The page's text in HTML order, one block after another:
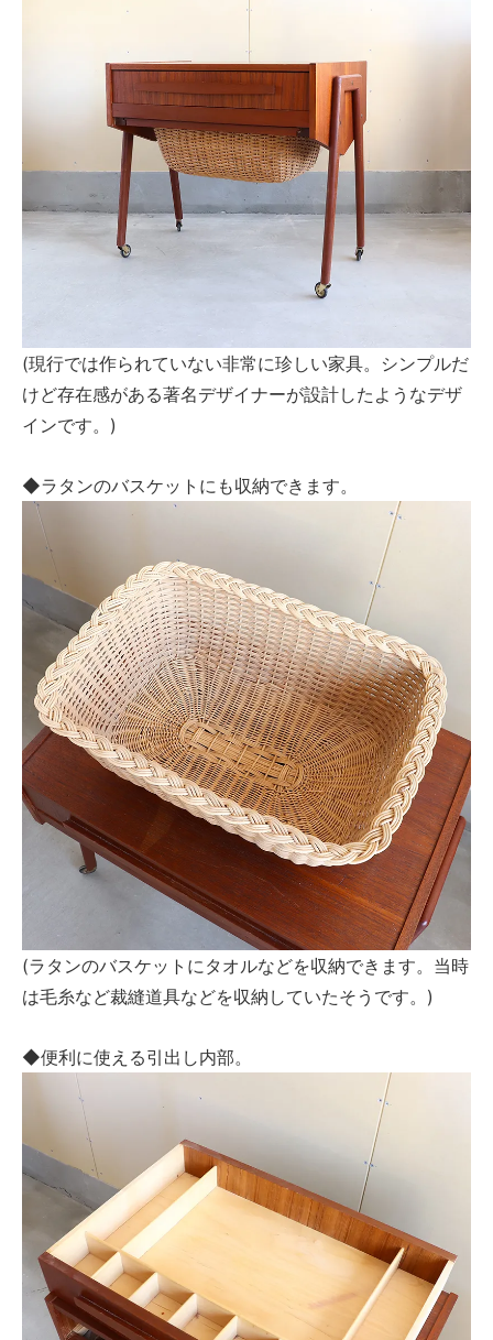
(現行では作られていない非常に珍しい家具。シンプルだ
けど存在感がある著名デザイナーが設計したようなデザ
インです。)
◆ラタンのバスケットにも収納できます。
(ラタンのバスケットにタオルなどを収納できます。当時
は毛糸など裁縫道具などを収納していたそうです。)
◆便利に使える引出し内部。